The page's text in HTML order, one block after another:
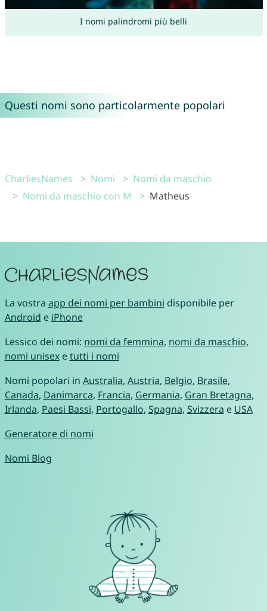
I nomi palindromi più belli
Questi nomi sono particolarmente popolari
CharliesNames Nomi
Nomi da maschio
Nomi da maschio con M
Matheus
La vostra app dei nomi per bambini disponibile per
Android e iPhone
Lessico dei nomi: nomi da femmina, nomi da maschio,
nomi unisexetutti i nomi
Nomi popolari in Australia, Austria, Belgio, Brasile,
Canada, Danimarca, Francia, Germania, Gran Bretagna,
Irlanda, Paesi Bassi, Portogallo, Spagna, Svizzera e USA
Generatore di nomi
Nomi Blog